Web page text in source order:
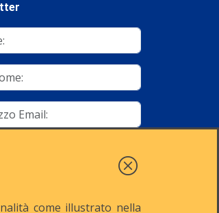
come illustrato nella